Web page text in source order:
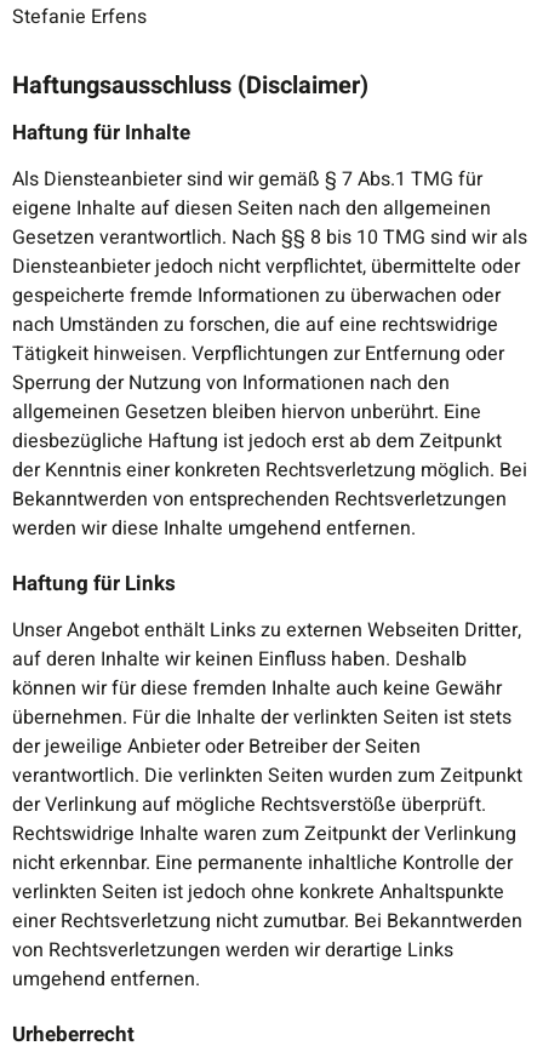
Stefanie Erfens
Haftungsausschluss (Disclaimer)
Haftung für Inhalte
Als Diensteanbieter sind wir gemäß § 7 Abs.1 TMG für
eigene Inhalte auf diesen Seiten nach den allgemeinen
Gesetzen verantwortlich. Nach §§ 8 bis 10 TMG sind wir als
Diensteanbieter jedoch nicht verpflichtet, übermittelte oder
gespeicherte fremde Informationen zu überwachen oder
nach Umständen zu forschen, die auf eine rechtswidrige
Tätigkeit hinweisen. Verpflichtungen zur Entfernung oder
Sperrung der Nutzung von Informationen nach den
allgemeinen Gesetzen bleiben hiervon unberührt. Eine
diesbezügliche Haftung ist jedoch erst ab dem Zeitpunkt
der Kenntnis einer konkreten Rechtsverletzung möglich. Bei
Bekanntwerden von entsprechenden Rechtsverletzungen
werden wir diese Inhalte umgehend entfernen.
Haftung für Links
Unser Angebot enthält Links zu externen Webseiten Dritter,
auf deren Inhalte wir keinen Einfluss haben. Deshalb
können wir für diese fremden Inhalte auch keine Gewähr
übernehmen. Für die Inhalte der verlinkten Seiten ist stets
der jeweilige Anbieter oder Betreiber der Seiten
verantwortlich. Die verlinkten Seiten wurden zum Zeitpunkt
der Verlinkung auf mögliche Rechtsverstöße überprüft.
Rechtswidrige Inhalte waren zum Zeitpunkt der Verlinkung
nicht erkennbar. Eine permanente inhaltliche Kontrolle der
verlinkten Seiten ist jedoch ohne konkrete Anhaltspunkte
einer Rechtsverletzung nicht zumutbar. Bei Bekanntwerden
von Rechtsverletzungen werden wir derartige Links
umgehend entfernen.
Urheberrecht